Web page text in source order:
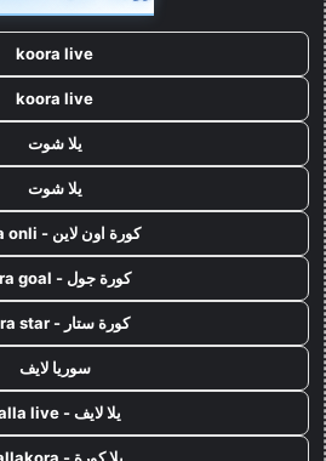
koora live
koora live
يلا شوت
يلا شوت
كورة اون لاين - kora onli
كورة جول - kora goal
كورة ستار - kora star
سوريا لايف
يلا لايف - yalla live
يلا كورة - yallakora